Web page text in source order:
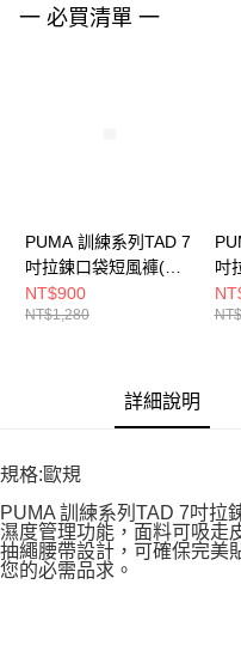
４．使用「AFTEE先享後付」時
一 必買清單 一
PUMA 訓練系列TAD 7
吋拉鍊口袋短風褲(M)
男 短褲 52804601
NT$900
NT$1,280
吋
詳細說明
規格:歐規
PUMA 訓練系列TAD 7吋拉
濕度管理功能，面料可吸走
抽繩腰帶設計，可確保完美
您的必需品求。